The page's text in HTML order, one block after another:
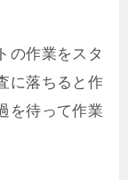
の作業をスタ
に落ちると作
を待って作業